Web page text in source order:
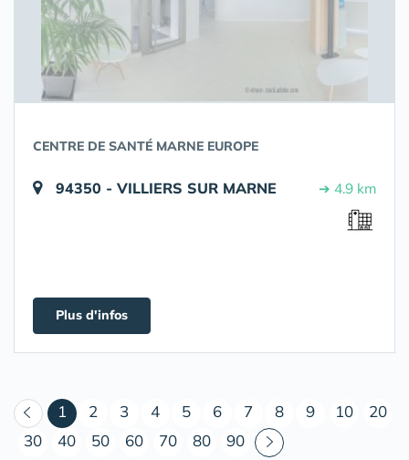
CENTRE DE SANTÉ MARNE EUROPE
94350 - VILLIERS SUR MARNE ➔ 4.9 km
Plus d'infos
1 (courant)
2 3 4 5 6 7 8 9 10
20
30
40 50 60 70 80 90